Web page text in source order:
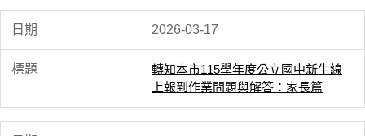
2026-03-17
轉知本市115學年度公立國中新生線
上報到作業問題與解答：家長篇